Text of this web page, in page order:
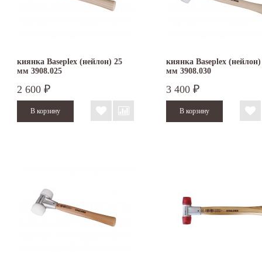
киянка Baseplex (нейлон) 25
мм 3908.025
2 600 ₽
киянка Baseplex (нейлон)
мм 3908.030
3 400 ₽